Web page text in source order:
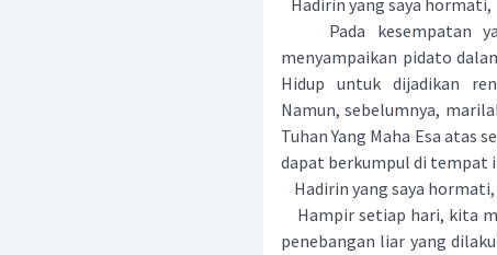
Hadirin yang saya hormati,
Pada kesempatan
menyampaikan pidato
Hidup untuk dijadikan
Namun, sebelumnya,
Tuhan Yang Maha Esa atas
dapat berkumpul di tempat
Hadirin yang saya hormati,
Hampir setiap hari, kita
penebangan liar yang